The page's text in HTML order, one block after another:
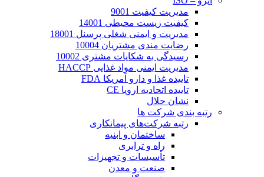
مدیریت کیفیت 9001
کیفیت زیست محیطی 14001
مدیریت و ایمنی شغلی پرسنل 18001
رضایت مندی مشتریان 10004
رسیدگی به شکایات مشتری 10002
مدیریت ایمنی مواد غذایی HACCP
تاییده غذا و دارو آمریکا FDA
تاییده اتحادیه اروپا CE
نشان حلال
رتبه بندی شرکت ها
رتبه شرکت‌های پیمانکاری
ساختمان و ابنیه
راه و ترابری
تأسیسات و تجهیزات
صنعت و معدن